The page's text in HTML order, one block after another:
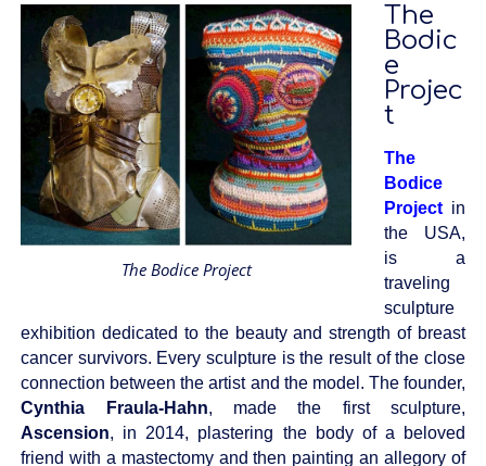
The Bodice Project
The
Bodic
e
Projec
t
The
Bodice
Project in
the USA,
is a
traveling
sculpture
exhibition dedicated to the beauty and strength of breast
cancer survivors. Every sculpture is the result of the close
connection between the artist and the model. The founder,
Cynthia Fraula-Hahn, made the first sculpture,
Ascension, in 2014, plastering the body of a beloved
friend with a mastectomy and then painting an allegory of